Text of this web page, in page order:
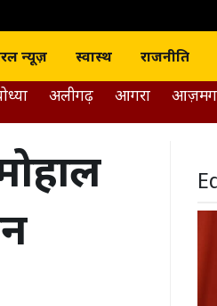
न्यूज़ स्वास्थ राजनीति
अलीगढ़ आगरा